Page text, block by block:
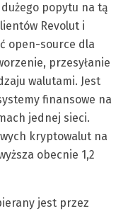
popytu na tą
Revolut i
open-source dla
przesyłanie
walutami. Jest
finansowe na
jednej sieci.
kryptowalut na
obecnie 1,2
jest przez